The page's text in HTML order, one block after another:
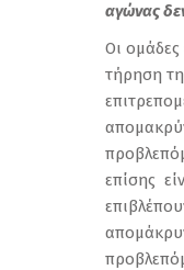
αγώνας
Οι ομάδες
τήρηση
επίσης